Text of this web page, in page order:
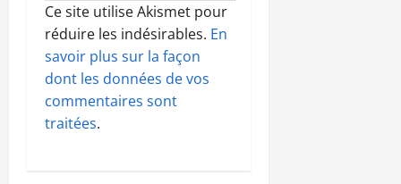
Ce site utilise Akismet pour
réduire les indésirables. En
savoir plus sur la façon
dont les données de vos
commentaires sont
traitées.